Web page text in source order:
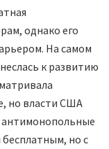
однако его
На самом
к развитию
но власти США
антимонопольные
но с